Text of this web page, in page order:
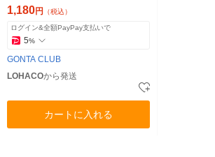
ちゃ
1,180円 （税込）
ログイン&全額PayPay支払いで
5%
GONTA CLUB
LOHACOから発送
カートに入れる